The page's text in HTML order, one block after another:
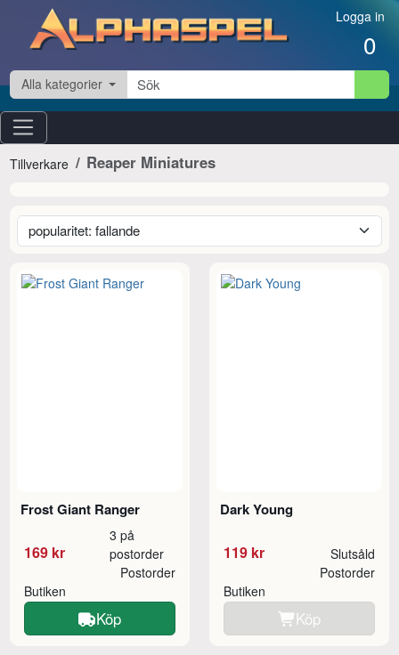
Hoppa till innehåll Logga in
0
Alla kategorier
Tillverkare Reaper Miniatures
Frost Giant Ranger
169 kr
3 på
postorder
Butiken
Postorder
Köp
Dark Young
119 kr Slutsåld
Butiken
Postorder
Köp